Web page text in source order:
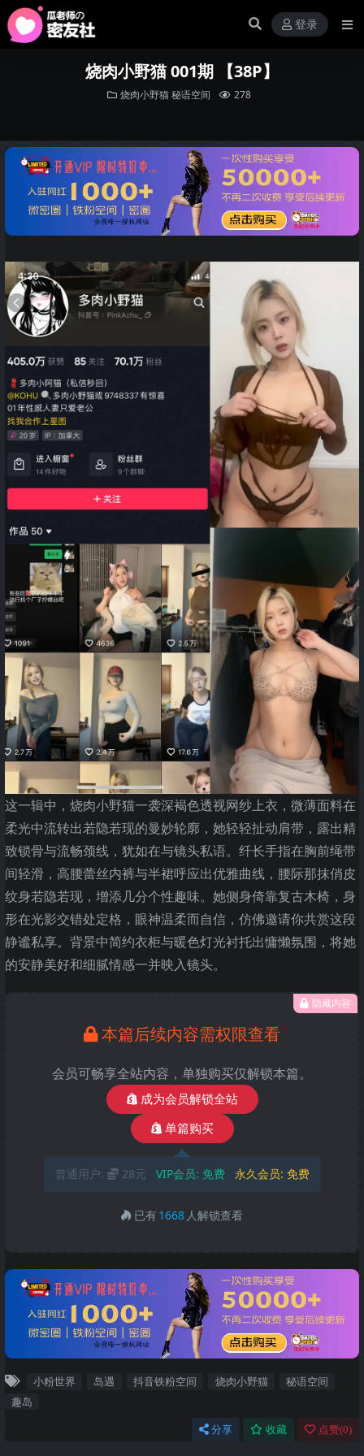
登录
烧肉小野猫 001期 【38P】
烧肉小野猫 秘语空间 278
这一辑中，烧肉小野猫一袭深褐色透视网纱上衣，微薄面料在
柔光中流转出若隐若现的曼妙轮廓，她轻轻扯动肩带，露出精
致锁骨与流畅颈线，犹如在与镜头私语。纤长手指在胸前绳带
间轻滑，高腰蕾丝内裤与半裙呼应出优雅曲线，腰际那抹俏皮
纹身若隐若现，增添几分个性趣味。她侧身倚靠复古木椅，身
形在光影交错处定格，眼神温柔而自信，仿佛邀请你共赏这段
静谧私享。背景中简约衣柜与暖色灯光衬托出慵懒氛围，将她
的安静美好和细腻情感一并映入镜头。
隐藏内容
本篇后续内容需权限查看
会员可畅享全站内容，单独购买仅解锁本篇。
成为会员解锁全站
单篇购买
普通用户: 28元 VIP会员: 免费 永久会员: 免费
已有1668 人解锁查看
小粉世界 岛遇 抖音铁粉空间 烧肉小野猫
秘语空间
趣岛
分享 收藏 点赞(0)